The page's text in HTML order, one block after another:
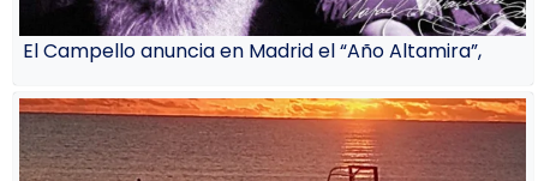
El Campello anuncia en Madrid el “Año Altamira”,